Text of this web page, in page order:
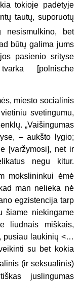
tokioje padėtyje
tautų, suporuotų
bet
būtų galima jums
pasienio srityse
tvarka [polnische
miesto socialinis
svetingumu,
„Vaišingumas
– aukšto lygio;
[varžymosi], net ir
negu kitur.
mokslinin­kui ėmė
man nelieka nė
egzistencija tarp
šiame niekingame
liūdnais miškais,
pusiau laukinių <…
su bet kokia
(ir seksualinis)
juslingumas